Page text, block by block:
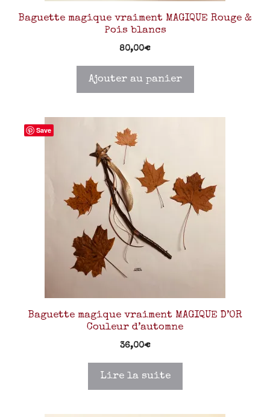
Baguette magique vraiment MAGIQUE Rouge &
Pois blancs
80,00€
Ajouter au panier
Save
Baguette magique vraiment MAGIQUE D’OR
Couleur d’automne
36,00€
Lire la suite